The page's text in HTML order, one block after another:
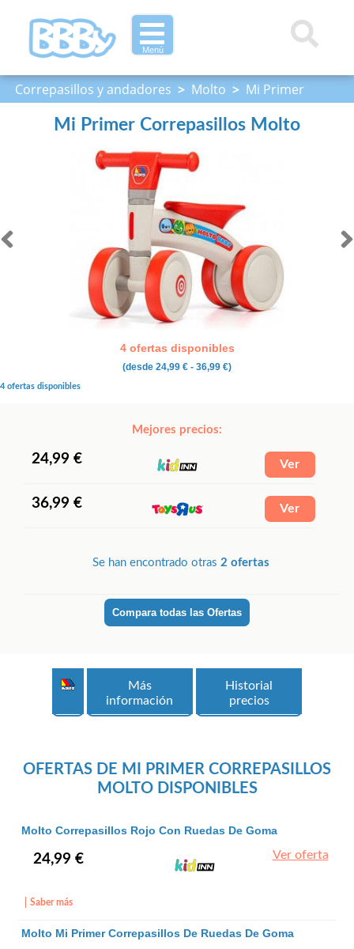
Menú
Correpasillos y andadores > Molto > Mi Primer
Correpasillos Molto
Mi Primer Correpasillos Molto
4 ofertas disponibles
(desde 24,99 € - 36,99 €)
4 ofertas disponibles
Mejores precios:
24,99 €
36,99 €
Se han encontrado otras 2 ofertas
Compara todas las Ofertas
Más
información
Historial
precios
OFERTAS DE MI PRIMER CORREPASILLOS
MOLTO DISPONIBLES
Molto Correpasillos Rojo Con Ruedas De Goma
Saber más
24,99 € Ver oferta
Molto Mi Primer Correpasillos De Ruedas De Goma